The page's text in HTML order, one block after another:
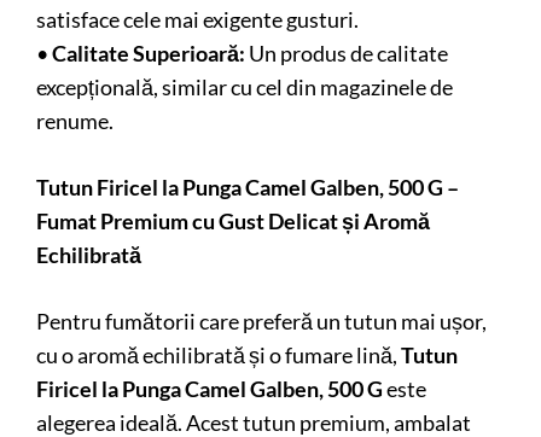
satisface cele mai exigente gusturi.
•Calitate Superioară: Un produs de calitate
excepțională, similar cu cel din magazinele de
renume.
Tutun Firicel la Punga Camel Galben, 500 G –
Fumat Premium cu Gust Delicat și Aromă
Echilibrată
Pentru fumătorii care preferă un tutun mai ușor,
cu o aromă echilibrată și o fumare lină,Tutun
Firicel la Punga Camel Galben, 500 Geste
alegerea ideală. Acest tutun premium, ambalat